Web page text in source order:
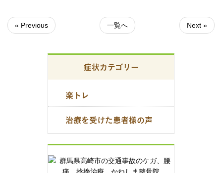
« Previous 一覧へ Next »
症状カテゴリー
楽トレ
治療を受けた患者様の声